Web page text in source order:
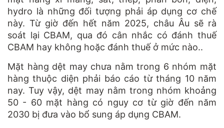
hydro là những đối tượng phải áp dụng cơ chế
này. Từ giờ đến hết năm 2025, châu Âu sẽ rà
soát lại CBAM, qua đó cân nhắc có đánh thuế
CBAM hay không hoặc đánh thuế ở mức nào..
Mặt hàng dệt may chưa nằm trong 6 nhóm mặt
hàng thuộc diện phải báo cáo từ tháng 10 năm
nay. Tuy vậy, dệt may nằm trong nhóm khoảng
50 - 60 mặt hàng có nguy cơ từ giờ đến năm
2030 bị đưa vào bổ sung áp dụng CBAM.